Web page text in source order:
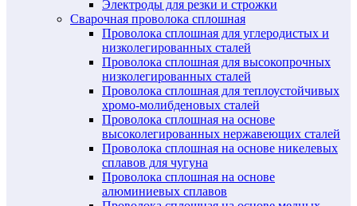
Электроды для резки и строжки
Сварочная проволока сплошная
Проволока сплошная для углеродистых и
низколегированных сталей
Проволока сплошная для высокопрочных
низколегированных сталей
Проволока сплошная для теплоустойчивых
хромо-молибденовых сталей
Проволока сплошная на основе
высоколегированных нержавеющих сталей
Проволока сплошная на основе никелевых
сплавов для чугуна
Проволока сплошная на основе
алюминиевых сплавов